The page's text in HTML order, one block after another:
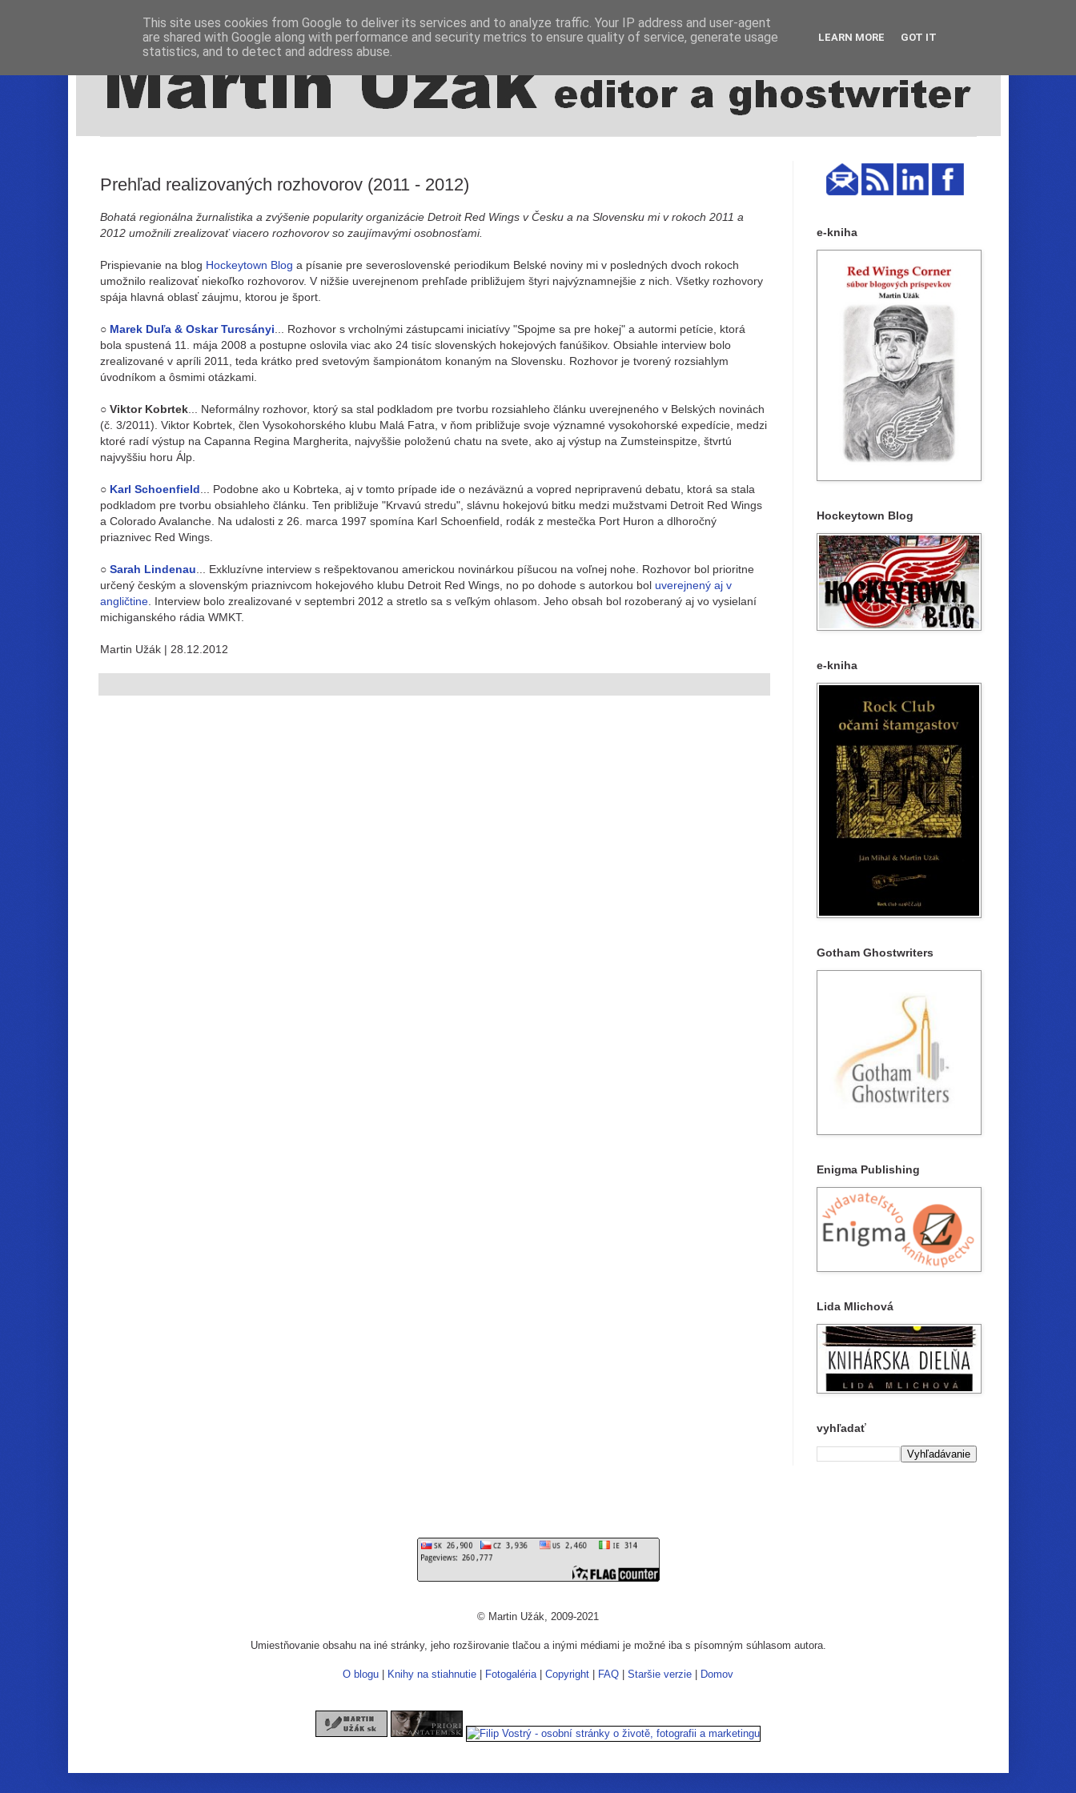
Prehľad realizovaných rozhovorov (2011 - 2012)
Bohatá regionálna žurnalistika a zvýšenie popularity organizácie Detroit Red Wings v Česku a na Slovensku mi v rokoch 2011 a
2012 umožnili zrealizovať viacero rozhovorov so zaujímavými osobnosťami.
Prispievanie na blog Hockeytown Blog a písanie pre severoslovenské periodikum Belské noviny mi v posledných dvoch rokoch
umožnilo realizovať niekoľko rozhovorov. V nižšie uverejnenom prehľade približujem štyri najvýznamnejšie z nich. Všetky rozhovory
spája hlavná oblasť záujmu, ktorou je šport.
○ Marek Duľa & Oskar Turcsányi ... Rozhovor s vrcholnými zástupcami iniciatívy "Spojme sa pre hokej" a autormi petície, ktorá
bola spustená 11. mája 2008 a postupne oslovila viac ako 24 tisíc slovenských hokejových fanúšikov. Obsiahle interview bolo
zrealizované v apríli 2011, teda krátko pred svetovým šampionátom konaným na Slovensku. Rozhovor je tvorený rozsiahlym
úvodníkom a ôsmimi otázkami.
○ Viktor Kobrtek... Neformálny rozhovor, ktorý sa stal podkladom pre tvorbu rozsiahleho článku uverejneného v Belských novinách
(č. 3/2011). Viktor Kobrtek, člen Vysokohorského klubu Malá Fatra, v ňom približuje svoje významné vysokohorské expedície, medzi
ktoré radí výstup na Capanna Regina Margherita, najvyššie položenú chatu na svete, ako aj výstup na Zumsteinspitze, štvrtú
najvyššiu horu Álp.
○ Karl Schoenfield ... Podobne ako u Kobrteka, aj v tomto prípade ide o nezáväznú a vopred nepripravenú debatu, ktorá sa stala
podkladom pre tvorbu obsiahleho článku. Ten približuje "Krvavú stredu", slávnu hokejovú bitku medzi mužstvami Detroit Red Wings
a Colorado Avalanche. Na udalosti z 26. marca 1997 spomína Karl Schoenfield, rodák z mestečka Port Huron a dlhoročný
priaznivec Red Wings.
○ Sarah Lindenau ... Exkluzívne interview s rešpektovanou americkou novinárkou píšucou na voľnej nohe. Rozhovor bol prioritne
určený českým a slovenským priaznivcom hokejového klubu Detroit Red Wings, no po dohode s autorkou bol uverejnený aj v
angličtine. Interview bolo zrealizované v septembri 2012 a stretlo sa s veľkým ohlasom. Jeho obsah bol rozoberaný aj vo vysielaní
michiganského rádia WMKT.
Martin Užák | 28.12.2012
e-kniha
Hockeytown Blog
e-kniha
Gotham Ghostwriters
Enigma Publishing
Lida Mlichová
vyhľadať
© Martin Užák, 2009-2021
Umiestňovanie obsahu na iné stránky, jeho rozširovanie tlačou a inými médiami je možné iba s písomným súhlasom autora.
O blogu Knihy na stiahnutie Fotogaléria| Copyright FAQ Staršie verzie Domov
This site uses cookies from Google to deliver its services and to analyze traffic. Your IP address and user-agent
are shared with Google along with performance and security metrics to ensure quality of service, generate usage
statistics, and to detect and address abuse.
LEARN MORE GOT IT